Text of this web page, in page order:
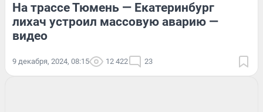
На трассе Тюмень — Екатеринбург
лихач устроил массовую аварию —
видео
9 декабря, 2024, 08:15 12 422 23